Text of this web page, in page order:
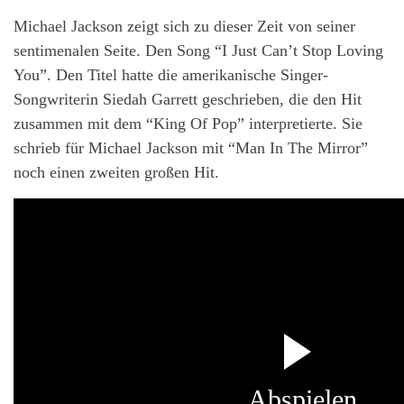
Michael Jackson zeigt sich zu dieser Zeit von seiner
sentimenalen Seite. Den Song “I Just Can’t Stop Loving
You”. Den Titel hatte die amerikanische Singer-
Songwriterin Siedah Garrett geschrieben, die den Hit
zusammen mit dem “King Of Pop” interpretierte. Sie
schrieb für Michael Jackson mit “Man In The Mirror”
noch einen zweiten großen Hit.